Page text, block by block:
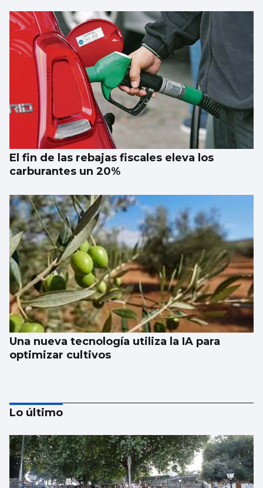
El fin de las rebajas fiscales eleva los
carburantes un 20%
Una nueva tecnología utiliza la IA para
optimizar cultivos
Lo último